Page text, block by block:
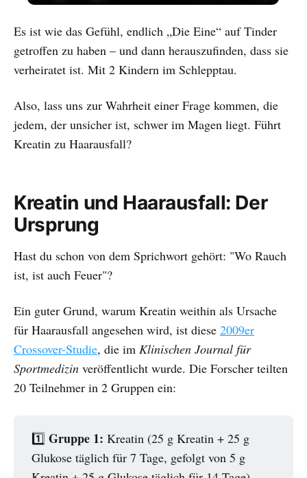
Es ist wie das Gefühl, endlich „Die Eine“ auf Tinder
getroffen zu haben – und dann herauszufinden, dass sie
verheiratet ist. Mit 2 Kindern im Schlepptau.
Also, lass uns zur Wahrheit einer Frage kommen, die
jedem, der unsicher ist, schwer im Magen liegt. Führt
Kreatin zu Haarausfall?
Kreatin und Haarausfall: Der
Ursprung
Hast du schon von dem Sprichwort gehört: "Wo Rauch
ist, ist auch Feuer"?
Ein guter Grund, warum Kreatin weithin als Ursache
für Haarausfall angesehen wird, ist diese 2009er
Crossover-Studie, die im Klinischen Journal für
Sportmedizin veröffentlicht wurde. Die Forscher teilten
20 Teilnehmer in 2 Gruppen ein:
1️⃣ Gruppe 1: Kreatin (25 g Kreatin + 25 g
Glukose täglich für 7 Tage, gefolgt von 5 g